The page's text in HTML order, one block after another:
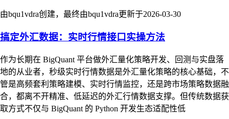
由bqu1vdra创建，最终由bqu1vdra更新于2026-03-30
搞定外汇数据：实时行情接口实操方法
作为长期在 BigQuant 平台做外汇量化策略开发、回测与实盘落
地的从业者，秒级实时行情数据是外汇量化策略的核心基础，不
管是高频套利策略建模、实时行情监控，还是跨市场策略数据融
合，都离不开精准、低延迟的外汇行情数据支撑。但传统数据获
取方式不仅与 BigQuant 的 Python 开发生态适配性低